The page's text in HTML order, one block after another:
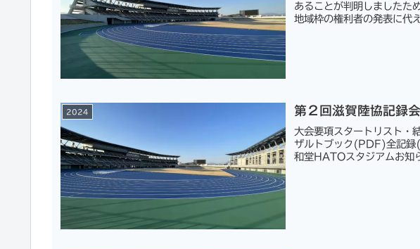
あることが判明しましたた
地域枠の権利者の発表に代
2024 第２回滋賀陸協記録会
大会要項スタートリスト・
ザルトブック(PDF)全記
和堂HATOスタジアムお知